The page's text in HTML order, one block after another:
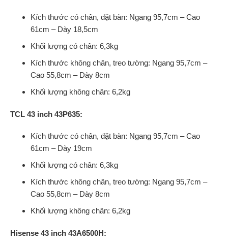
Kích thước có chân, đặt bàn: Ngang 95,7cm – Cao
61cm – Dày 18,5cm
Khối lượng có chân: 6,3kg
Kích thước không chân, treo tường: Ngang 95,7cm –
Cao 55,8cm – Dày 8cm
Khối lượng không chân: 6,2kg
TCL 43 inch 43P635:
Kích thước có chân, đặt bàn: Ngang 95,7cm – Cao
61cm – Dày 19cm
Khối lượng có chân: 6,3kg
Kích thước không chân, treo tường: Ngang 95,7cm –
Cao 55,8cm – Dày 8cm
Khối lượng không chân: 6,2kg
Hisense 43 inch 43A6500H: